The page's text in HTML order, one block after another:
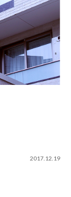
2017.12.19